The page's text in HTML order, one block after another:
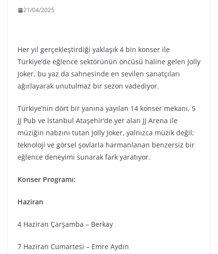
21/04/2025
Her yıl gerçekleştirdiği yaklaşık 4 bin konser ile
Türkiye’de eğlence sektörünün öncüsü haline gelen Jolly
Joker, bu yaz da sahnesinde en sevilen sanatçıları
ağırlayarak unutulmaz bir sezon vadediyor.
Türkiye’nin dört bir yanına yayılan 14 konser mekanı, 5
JJ Pub ve İstanbul Ataşehir’de yer alan JJ Arena ile
müziğin nabzını tutan Jolly Joker, yalnızca müzik değil;
teknoloji ve görsel şovlarla harmanlanan benzersiz bir
eğlence deneyimi sunarak fark yaratıyor.
Konser Programı:
Haziran
4 Haziran Çarşamba – Berkay
7 Haziran Cumartesi – Emre Aydın